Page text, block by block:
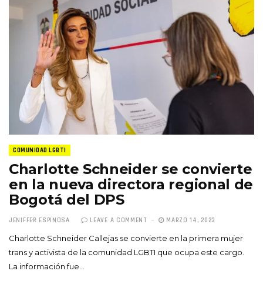
COMUNIDAD LGBTI
Charlotte Schneider se convierte
en la nueva directora regional de
Bogotá del DPS
JENIFFER ESPINOSA LEAVE A COMMENT MARZO 14, 2023
Charlotte Schneider Callejas se convierte en la primera mujer
trans y activista de la comunidad LGBTI que ocupa este cargo.
La información fue…